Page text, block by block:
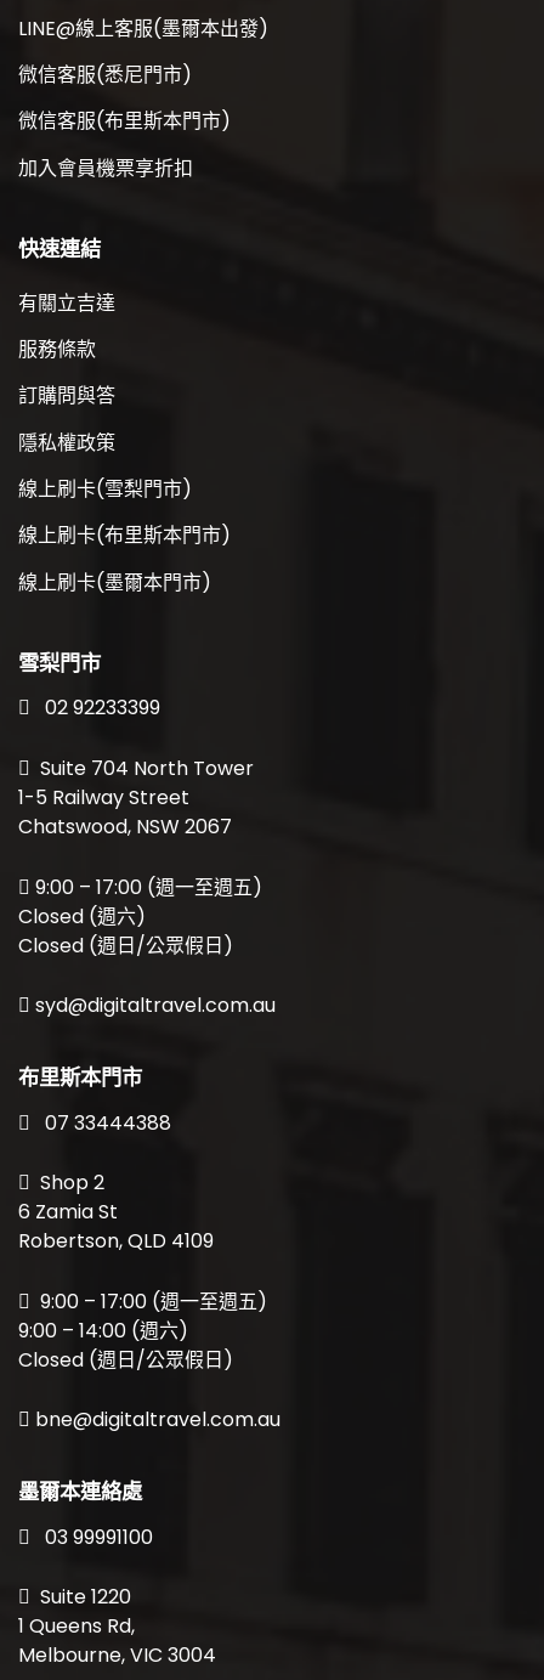
LINE@線上客服(墨爾本出發)
微信客服(悉尼門市)
微信客服(布里斯本門市)
加入會員機票享折扣
快速連結
有關立吉達
服務條款
訂購問與答
隱私權政策
線上刷卡(雪梨門市)
線上刷卡(布里斯本門市)
線上刷卡(墨爾本門市)
雪梨門市
02 92233399
Suite 704 North Tower
1-5 Railway Street
Chatswood, NSW 2067
9:00 – 17:00 (週一至週五)
Closed (週六)
Closed (週日/公眾假日)
syd@digitaltravel.com.au
布里斯本門市
07 33444388
Shop 2
6 Zamia St
Robertson, QLD 4109
9:00 – 17:00 (週一至週五)
9:00 – 14:00 (週六)
Closed (週日/公眾假日)
bne@digitaltravel.com.au
墨爾本連絡處
03 99991100
Suite 1220
1 Queens Rd,
Melbourne, VIC 3004